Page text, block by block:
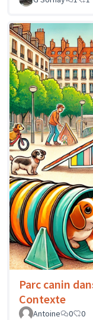
Parc canin
Contexte
Antoine 0 0